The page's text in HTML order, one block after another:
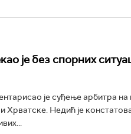
је без спорних
је суђење арбитра
Недић је